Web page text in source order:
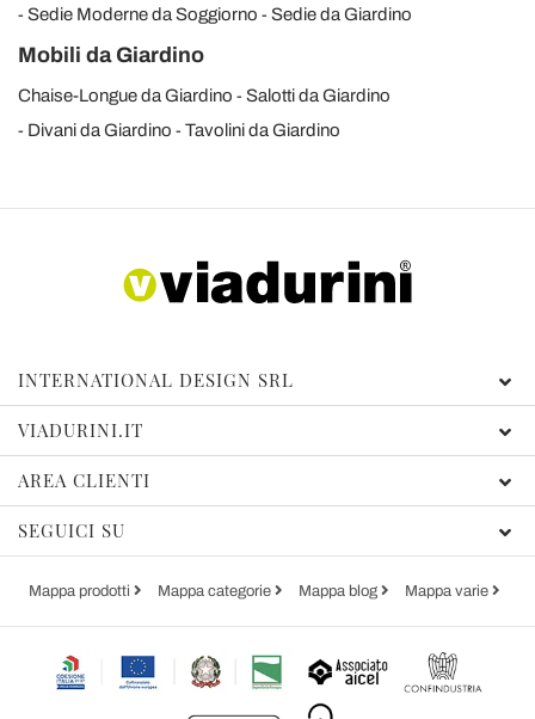
Sedie Moderne da Soggiorno
Sedie da Giardino
Mobili da Giardino
Chaise-Longue da Giardino
Salotti da Giardino
Divani da Giardino
Tavolini da Giardino
INTERNATIONAL DESIGN SRL
VIADURINI.IT
AREA CLIENTI
SEGUICI SU
Mappa prodotti Mappa categorie Mappa blog Mappa varie